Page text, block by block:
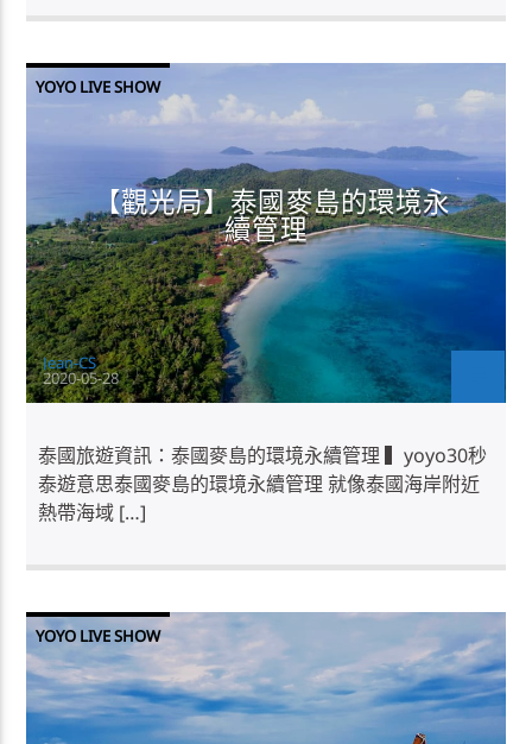
YOYO LIVE SHOW
【觀光局】泰國麥島的環境永
續管理
Jean-CS
2020-05-28
泰國旅遊資訊：泰國麥島的環境永續管理 ▍yoyo30秒
泰遊意思泰國麥島的環境永續管理 就像泰國海岸附近
熱帶海域 […]
YOYO LIVE SHOW